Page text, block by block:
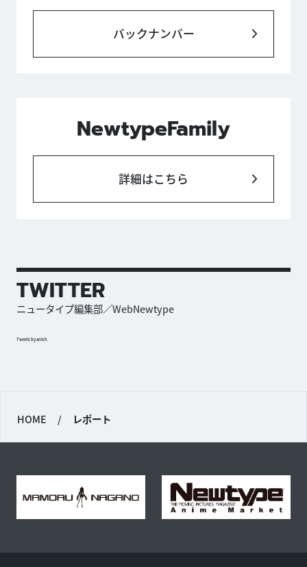
バックナンバー
NewtypeFamily
詳細はこちら
TWITTER
ニュータイプ編集部／WebNewtype
Tweets by antch
HOME / レポート